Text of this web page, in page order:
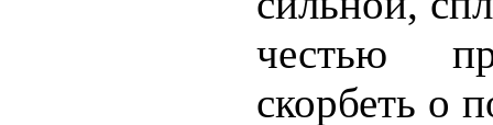
честью
скорбеть о